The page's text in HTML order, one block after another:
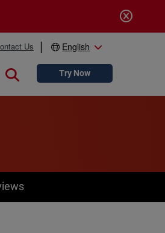
Us English
Close searchTry Now